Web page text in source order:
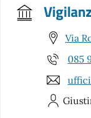
Via
085